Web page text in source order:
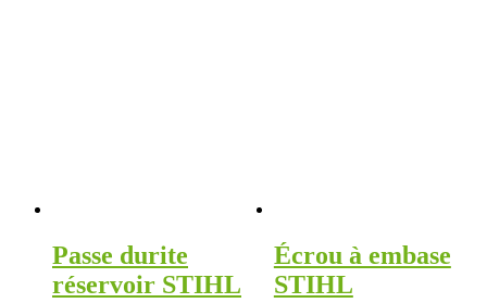
Passe durite
réservoir STIHL
Écrou à embase
STIHL